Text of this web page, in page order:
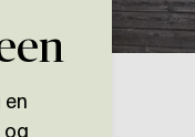
en
og